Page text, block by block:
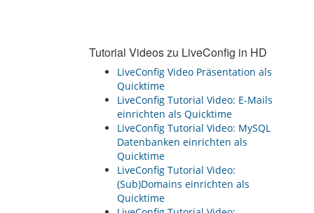
Tutorial Videos zu LiveConfig in HD
LiveConfig Video Präsentation als
Quicktime
LiveConfig Tutorial Video: E-Mails
einrichten als Quicktime
LiveConfig Tutorial Video: MySQL
Datenbanken einrichten als
Quicktime
LiveConfig Tutorial Video:
(Sub)Domains einrichten als
Quicktime